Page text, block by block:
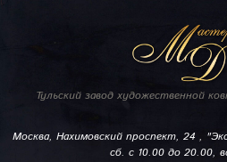
Тульский завод художественной
Москва, Нахимовский проспект, 24 ,
сб. с 10.00 до 20.00,